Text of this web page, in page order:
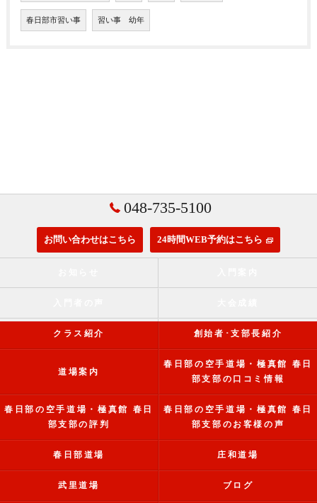
春日部市習い事 習い事 幼年
048-735-5100
お問い合わせはこちら 24時間WEB予約はこちら
クラス紹介 創始者･支部長紹介
道場案内
春日部の空手道場・極真館 春日
部支部の口コミ情報
春日部の空手道場・極真館 春日
部支部の評判
春日部の空手道場・極真館 春日
部支部のお客様の声
春日部道場 庄和道場
武里道場 ブログ